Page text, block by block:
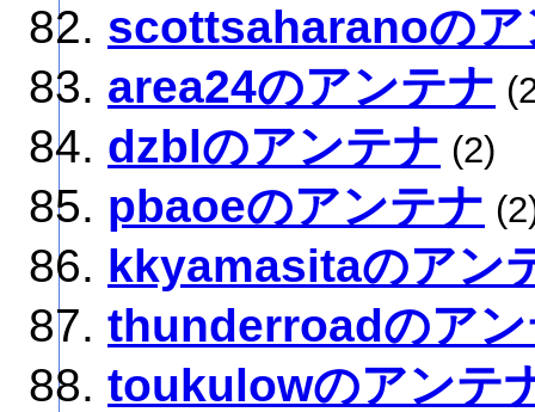
scottsaharanoのア
area24のアンテナ
dzblのアンテナ (2)
pbaoeのアンテナ
kkyamasitaのアン
thunderroadのアン
toukulowのアンテ